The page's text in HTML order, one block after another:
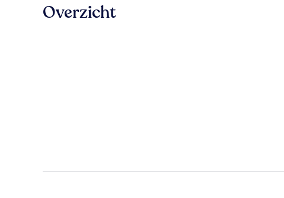
Overzicht